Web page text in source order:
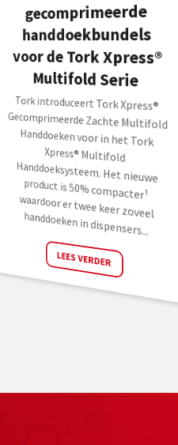
gecomprimeerde
handdoekbundels
voor de Tork Xpress®
Multifold Serie
Tork introduceert Tork Xpress®
Gecomprimeerde Zachte Multifold
Handdoeken voor in het Tork
Xpress® Multifold
Handdoeksysteem. Het nieuwe
product is 50% compacter¹
waardoor er twee keer zoveel
handdoeken in dispensers...
LEES VERDER